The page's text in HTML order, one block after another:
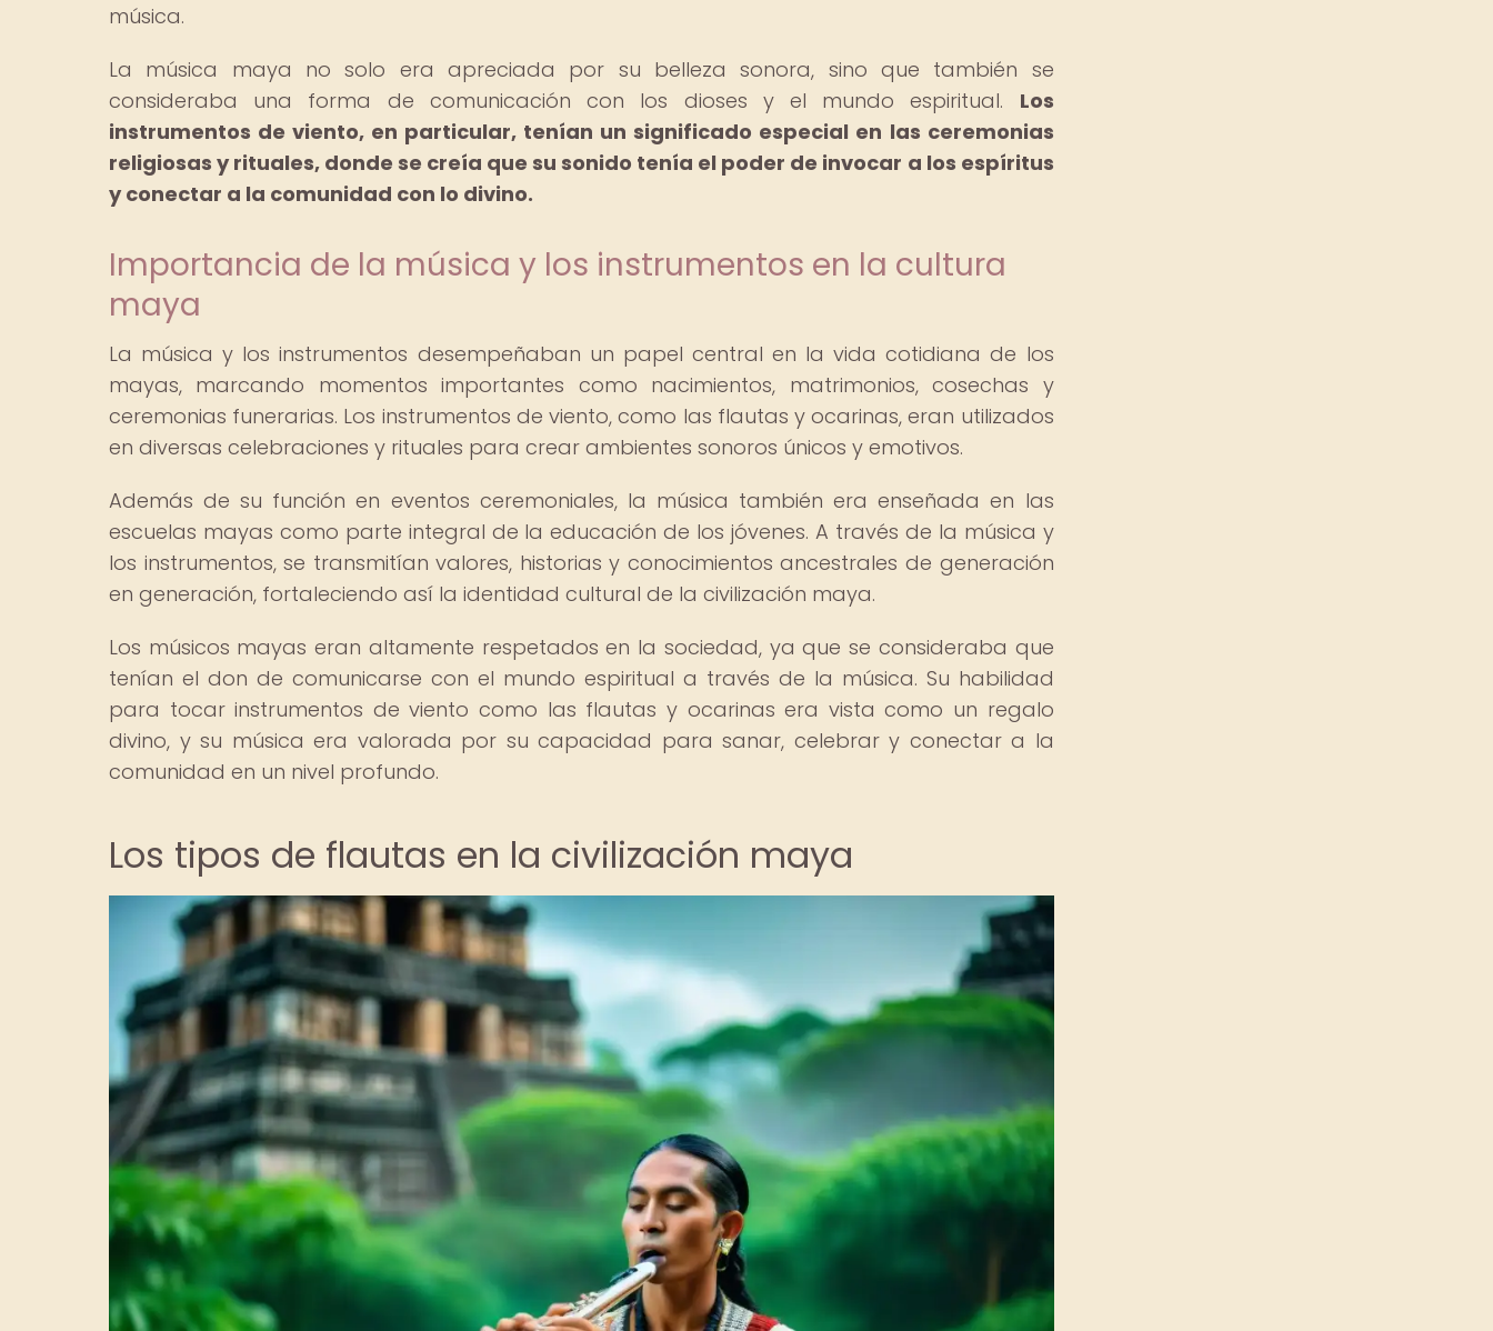
música.
La música maya no solo era apreciada por su belleza sonora, sino que también se
consideraba una forma de comunicación con los dioses y el mundo espiritual. Los
instrumentos de viento, en particular, tenían un significado especial en las ceremonias
religiosas y rituales, donde se creía que su sonido tenía el poder de invocar a los espíritus
y conectar a la comunidad con lo divino.
Importancia de la música y los instrumentos en la cultura
maya
La música y los instrumentos desempeñaban un papel central en la vida cotidiana de los
mayas, marcando momentos importantes como nacimientos, matrimonios, cosechas y
ceremonias funerarias. Los instrumentos de viento, como las flautas y ocarinas, eran utilizados
en diversas celebraciones y rituales para crear ambientes sonoros únicos y emotivos.
Además de su función en eventos ceremoniales, la música también era enseñada en las
escuelas mayas como parte integral de la educación de los jóvenes. A través de la música y
los instrumentos, se transmitían valores, historias y conocimientos ancestrales de generación
en generación, fortaleciendo así la identidad cultural de la civilización maya.
Los músicos mayas eran altamente respetados en la sociedad, ya que se consideraba que
tenían el don de comunicarse con el mundo espiritual a través de la música. Su habilidad
para tocar instrumentos de viento como las flautas y ocarinas era vista como un regalo
divino, y su música era valorada por su capacidad para sanar, celebrar y conectar a la
comunidad en un nivel profundo.
Los tipos de flautas en la civilización maya